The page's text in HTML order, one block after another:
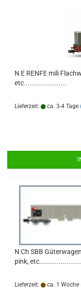
N E RENFE mili
etc......................
Lieferzeit: ca. 3-4 Tage
N Ch SBB
pink,
Lieferzeit: ca. 1 Woche